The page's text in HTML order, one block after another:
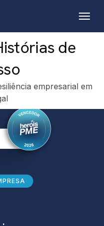
Menu
de
empresarial em